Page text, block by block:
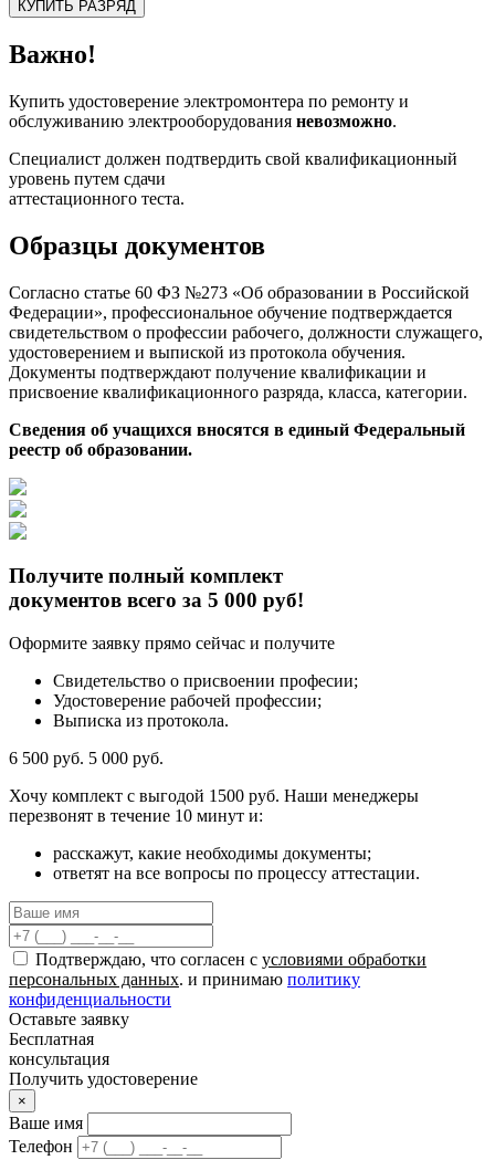
КУПИТЬ РАЗРЯД
Важно!
Купить удостоверение электромонтера по ремонту и
обслуживанию электрооборудования невозможно.
Специалист должен подтвердить свой квалификационный
уровень путем сдачи
аттестационного теста.
Образцы документов
Согласно статье 60 ФЗ №273 «Об образовании в Российской
Федерации», профессиональное обучение подтверждается
свидетельством о профессии рабочего, должности служащего,
удостоверением и выпиской из протокола обучения.
Документы подтверждают получение квалификации и
присвоение квалификационного разряда, класса, категории.
Сведения об учащихся вносятся в единый Федеральный
реестр об образовании.
Получите полный комплект
документов всего за 5 000 руб!
Оформите заявку прямо сейчас и получите
Свидетельство о присвоении професии;
Удостоверение рабочей профессии;
Выписка из протокола.
6 500 руб. 5 000 руб.
Хочу комплект с выгодой 1500 руб. Наши менеджеры
перезвонят в течение 10 минут и:
расскажут, какие необходимы документы;
ответят на все вопросы по процессу аттестации.
Подтверждаю, что согласен с условиями обработки
персональных данных. и принимаю политику
конфиденциальности
Оставьте заявку
Бесплатная
консультация
Получить удостоверение
×
Ваше имя
Телефон